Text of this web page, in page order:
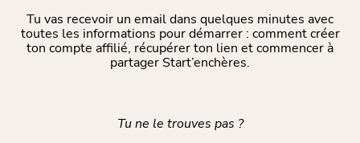
Tu vas recevoir un email dans quelques minutes avec
toutes les informations pour démarrer : comment créer
ton compte affilié, récupérer ton lien et commencer à
partager Start’enchères.
Tu ne le trouves pas ?